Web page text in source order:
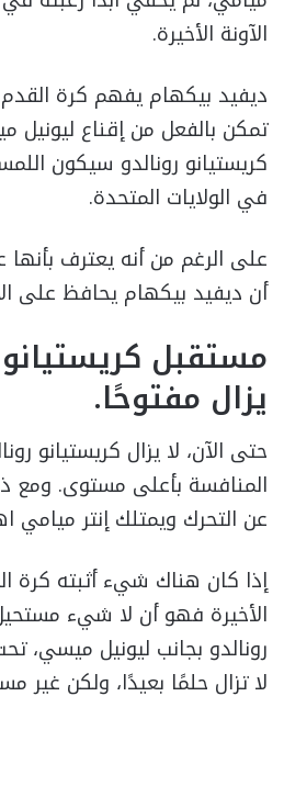
الآونة الأخيرة.
ديفيد بيكهام يفهم كرة
تمكن بالفعل من إقناع
كريستيانو رونالدو سيكون
في الولايات المتحدة.
على الرغم من أنه يعترف بأنها
أن ديفيد بيكهام يحافظ على
مستقبل كريستيانو
يزال مفتوحًا.
حتى الآن، لا يزال كريستيانو
المنافسة بأعلى مستوى. ومع
عن التحرك ويمتلك إنتر ميامي
إذا كان هناك شيء أثبته كرة
الأخيرة فهو أن لا شيء
رونالدو بجانب ليونيل ميسي،
لا تزال حلمًا بعيدًا، ولكن غير